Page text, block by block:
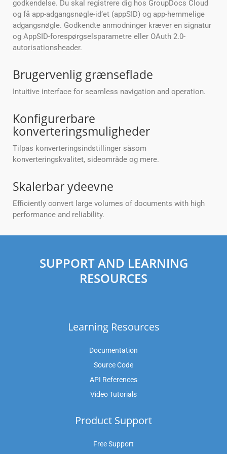
godkendelse. Du skal registrere dig hos GroupDocs Cloud
og få app-adgangsnøgle-id’et (appSID) og app-hemmelige
adgangsnøgle. Godkendte anmodninger kræver en signatur
og AppSID-forespørgselsparametre eller OAuth 2.0-
autorisationsheader.
Brugervenlig grænseflade
Intuitive interface for seamless navigation and operation.
Konfigurerbare
konverteringsmuligheder
Tilpas konverteringsindstillinger såsom
konverteringskvalitet, sideområde og mere.
Skalerbar ydeevne
Efficiently convert large volumes of documents with high
performance and reliability.
SUPPORT AND LEARNING
RESOURCES
Learning Resources
Documentation
Source Code
API References
Video Tutorials
Product Support
Free Support